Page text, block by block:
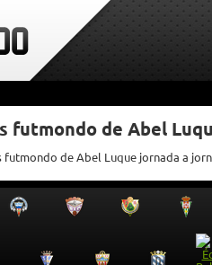
futmondo de Abel
futmondo de Abel Luque jornada a